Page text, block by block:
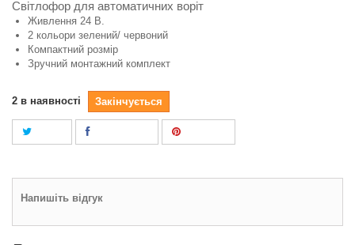
Світлофор для автоматичних воріт
Живлення 24 В.
2 кольори зелений/ червоний
Компактний розмір
Зручний монтажний комплект
2 в наявності Закінчується
Напишіть відгук